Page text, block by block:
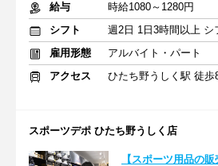
給与
時給1080～1280円
シフト
週2日 1日3時間以上 シ
雇用形態
アルバイト・パート
アクセス
ひたち野うしく駅 徒歩
スポーツデポ ひたち野うしく店
【スポーツ用品の